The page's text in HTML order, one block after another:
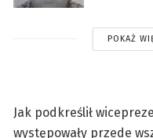
POKAŻ
Jak podkreślił
występowały przede